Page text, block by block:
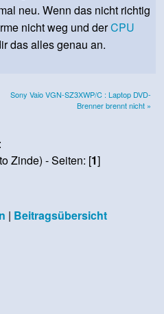
neu. Wenn das nicht richtig
nicht weg und derCPU
das alles genau an.
Sony Vaio VGN-SZ3XWP/C : Laptop DVD-
Brenner brennt nicht »
Zinde) - Seiten: [1]
| Beitragsübersicht